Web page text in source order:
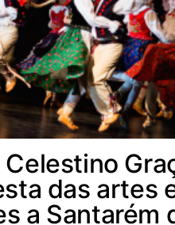
das artes
a Santarém